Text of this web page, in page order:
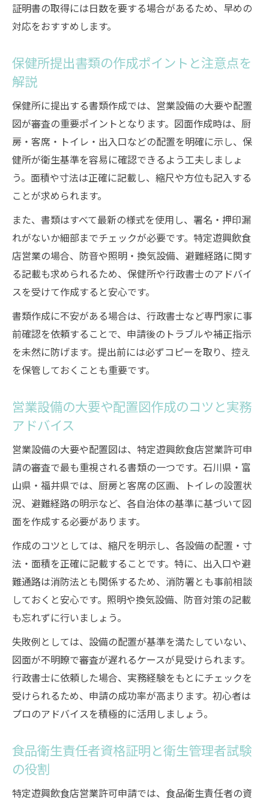
証明書の取得には日数を要する場合があるため、早めの
対応をおすすめします。
保健所提出書類の作成ポイントと注意点を
解説
保健所に提出する書類作成では、営業設備の大要や配置
図が審査の重要ポイントとなります。図面作成時は、厨
房・客席・トイレ・出入口などの配置を明確に示し、保
健所が衛生基準を容易に確認できるよう工夫しましょ
う。面積や寸法は正確に記載し、縮尺や方位も記入する
ことが求められます。
また、書類はすべて最新の様式を使用し、署名・押印漏
れがないか細部までチェックが必要です。特定遊興飲食
店営業の場合、防音や照明・換気設備、避難経路に関す
る記載も求められるため、保健所や行政書士のアドバイ
スを受けて作成すると安心です。
書類作成に不安がある場合は、行政書士など専門家に事
前確認を依頼することで、申請後のトラブルや補正指示
を未然に防げます。提出前には必ずコピーを取り、控え
を保管しておくことも重要です。
営業設備の大要や配置図作成のコツと実務
アドバイス
営業設備の大要や配置図は、特定遊興飲食店営業許可申
請の審査で最も重視される書類の一つです。石川県・富
山県・福井県では、厨房と客席の区画、トイレの設置状
況、避難経路の明示など、各自治体の基準に基づいて図
面を作成する必要があります。
作成のコツとしては、縮尺を明示し、各設備の配置・寸
法・面積を正確に記載することです。特に、出入口や避
難通路は消防法とも関係するため、消防署とも事前相談
しておくと安心です。照明や換気設備、防音対策の記載
も忘れずに行いましょう。
失敗例としては、設備の配置が基準を満たしていない、
図面が不明瞭で審査が遅れるケースが見受けられます。
行政書士に依頼した場合、実務経験をもとにチェックを
受けられるため、申請の成功率が高まります。初心者は
プロのアドバイスを積極的に活用しましょう。
食品衛生責任者資格証明と衛生管理者試験
の役割
特定遊興飲食店営業許可申請では、食品衛生責任者の資